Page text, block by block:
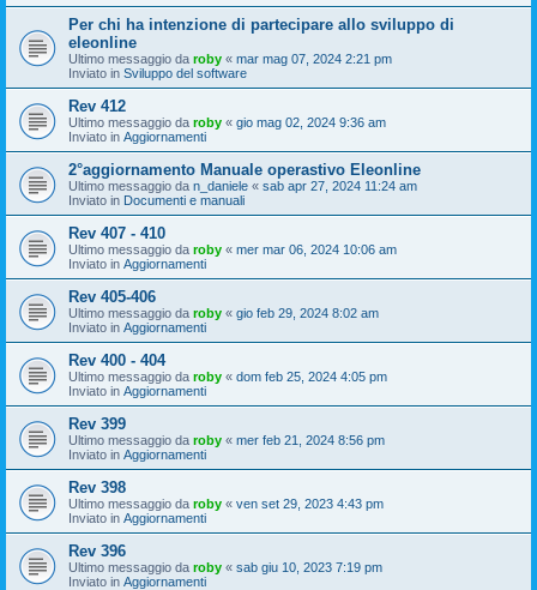
Per chi ha intenzione di partecipare allo sviluppo di
eleonline
Ultimo messaggio da roby « mar mag 07, 2024 2:21 pm
Inviato in Sviluppo del software
Rev 412
Ultimo messaggio da roby « gio mag 02, 2024 9:36 am
Inviato in Aggiornamenti
2°aggiornamento Manuale operastivo Eleonline
Ultimo messaggio da n_daniele « sab apr 27, 2024 11:24 am
Inviato in Documenti e manuali
Rev 407 - 410
Ultimo messaggio da roby « mer mar 06, 2024 10:06 am
Inviato in Aggiornamenti
Rev 405-406
Ultimo messaggio da roby « gio feb 29, 2024 8:02 am
Inviato in Aggiornamenti
Rev 400 - 404
Ultimo messaggio da roby « dom feb 25, 2024 4:05 pm
Inviato in Aggiornamenti
Rev 399
Ultimo messaggio da roby « mer feb 21, 2024 8:56 pm
Inviato in Aggiornamenti
Rev 398
Ultimo messaggio da roby « ven set 29, 2023 4:43 pm
Inviato in Aggiornamenti
Rev 396
Ultimo messaggio da roby « sab giu 10, 2023 7:19 pm
Inviato in Aggiornamenti